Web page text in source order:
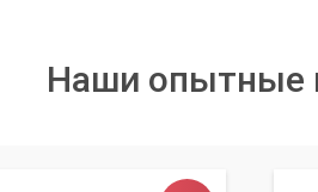
с
Наши опытные